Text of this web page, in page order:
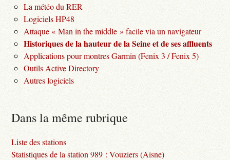
La météo du RER
Logiciels HP48
Attaque « Man in the middle » facile via un navigateur
Historiques de la hauteur de la Seine et de ses affluents
Applications pour montres Garmin (Fenix 3 / Fenix 5)
Outils Active Directory
Autres logiciels
Dans la même rubrique
Liste des stations
Statistiques de la station 989 : Vouziers (Aisne)